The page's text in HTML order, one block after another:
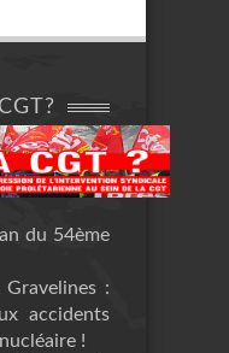
du 54ème
:
accidents
!